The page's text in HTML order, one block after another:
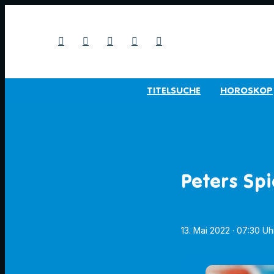
TITELSUCHE HOROSKOP
Peters
13. Mai 2022 · 07:30